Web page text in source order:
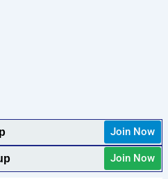
Join Now
Join Now